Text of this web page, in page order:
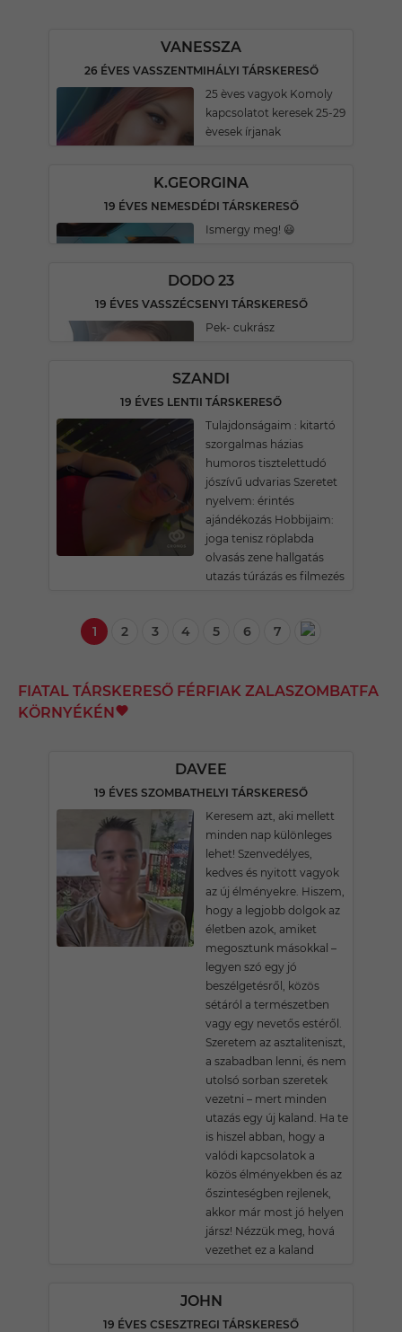
VANESSZA
26 ÉVES VASSZENTMIHÁLYI TÁRSKERESŐ
25 èves vagyok Komoly
kapcsolatot keresek 25-29
èvesek írjanak
K.GEORGINA
19 ÉVES NEMESDÉDI TÁRSKERESŐ
Ismergy meg! 😃
DODO 23
19 ÉVES VASSZÉCSENYI TÁRSKERESŐ
Pek- cukrász
SZANDI
19 ÉVES LENTII TÁRSKERESŐ
Tulajdonságaim : kitartó
szorgalmas házias
humoros tisztelettudó
jószívű udvarias Szeretet
nyelvem: érintés
ajándékozás Hobbijaim:
joga tenisz röplabda
olvasás zene hallgatás
utazás túrázás es filmezés
1 2 3 4 5 6 7
FIATAL TÁRSKERESŐ FÉRFIAK ZALASZOMBATFA
KÖRNYÉKÉN
DAVEE
19 ÉVES SZOMBATHELYI TÁRSKERESŐ
Keresem azt, aki mellett
minden nap különleges
lehet! Szenvedélyes,
kedves és nyitott vagyok
az új élményekre. Hiszem,
hogy a legjobb dolgok az
életben azok, amiket
megosztunk másokkal –
legyen szó egy jó
beszélgetésről, közös
sétáról a természetben
vagy egy nevetős estéről.
Szeretem az asztaliteniszt,
a szabadban lenni, és nem
utolsó sorban szeretek
vezetni – mert minden
utazás egy új kaland. Ha te
is hiszel abban, hogy a
valódi kapcsolatok a
közös élményekben és az
őszinteségben rejlenek,
akkor már most jó helyen
jársz! Nézzük meg, hová
vezethet ez a kaland
JOHN
19 ÉVES CSESZTREGI TÁRSKERESŐ